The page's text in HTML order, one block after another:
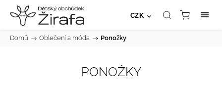
CZK
Domů / Oblečení a móda / Ponožky
PONOŽKY